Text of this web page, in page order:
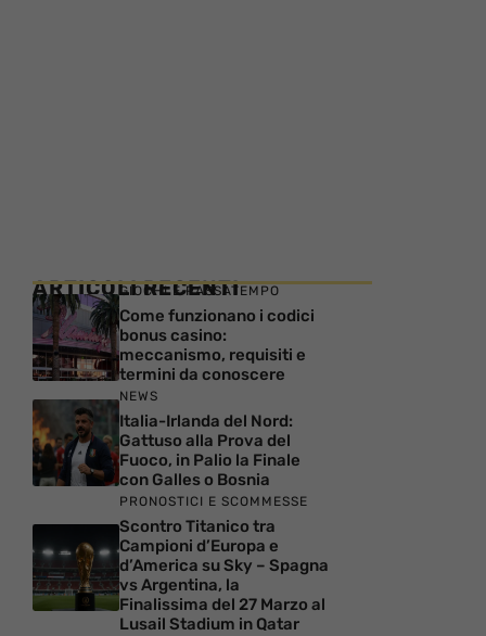
ARTICOLI RECENTI
GIOCHI E PASSATEMPO
Come funzionano i codici
bonus casino:
meccanismo, requisiti e
termini da conoscere
NEWS
Italia-Irlanda del Nord:
Gattuso alla Prova del
Fuoco, in Palio la Finale
con Galles o Bosnia
PRONOSTICI E SCOMMESSE
Scontro Titanico tra
Campioni d’Europa e
d’America su Sky – Spagna
vs Argentina, la
Finalissima del 27 Marzo al
Lusail Stadium in Qatar